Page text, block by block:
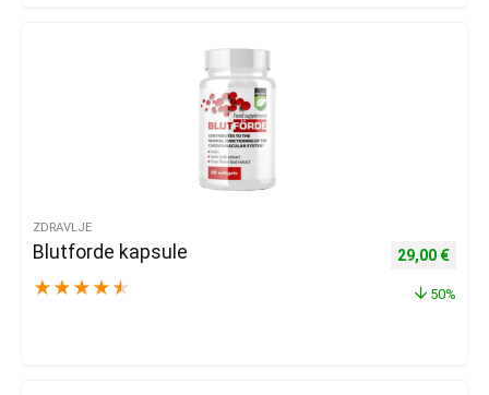
ZDRAVLJE
Blutforde kapsule
★ ★ ★ ★ ★
Izvorna
29,00 €
50%